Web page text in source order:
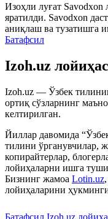
Изоҳли луғат Savodxon
яратилди. Savodxon
аниқлаш ва тузатишга
Батафсил
Izoh.uz
Izoh.uz — Ўзбек
ортиқ сўзларнинг
келтирилган.
Йиллар давомида
тилини ўрганувчилар,
копирайтерлар,
лойиҳаларни ишга
Бизнинг жамоа Lotin.uz,
лойиҳаларини
Батафсил Izoh.uz